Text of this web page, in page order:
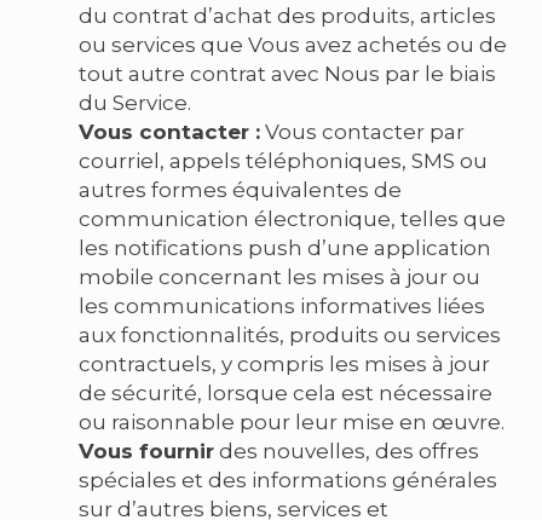
du contrat d’achat des produits, articles
ou services que Vous avez achetés ou de
tout autre contrat avec Nous par le biais
du Service.
Vous contacter : Vous contacter par
courriel, appels téléphoniques, SMS ou
autres formes équivalentes de
communication électronique, telles que
les notifications push d’une application
mobile concernant les mises à jour ou
les communications informatives liées
aux fonctionnalités, produits ou services
contractuels, y compris les mises à jour
de sécurité, lorsque cela est nécessaire
ou raisonnable pour leur mise en œuvre.
Vous fournir des nouvelles, des offres
spéciales et des informations générales
sur d’autres biens, services et